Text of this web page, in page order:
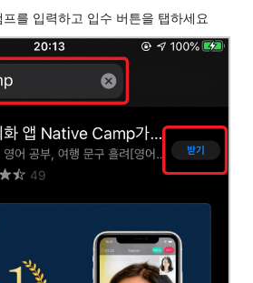
를 입력하고 입수 버튼을 탭하세요